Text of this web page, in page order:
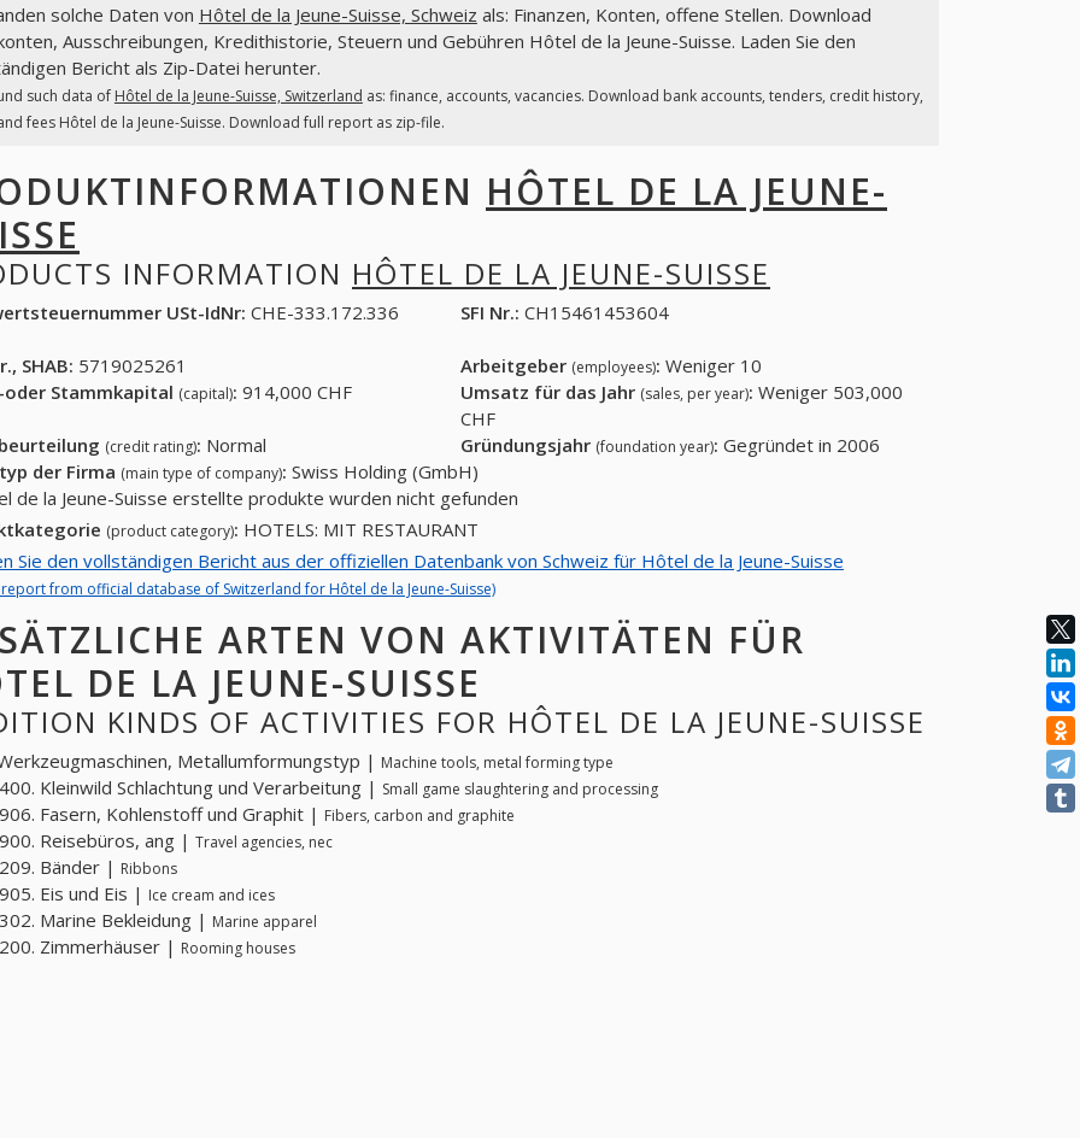
solche Daten von Hôtel de la Jeune-Suisse, Schweiz als: Finanzen, Konten, offene Stellen. Download
Ausschreibungen, Kredithistorie, Steuern und Gebühren Hôtel de la Jeune-Suisse. Laden Sie den
Bericht als Zip-Datei herunter.
such data of Hôtel de la Jeune-Suisse, Switzerland as: finance, accounts, vacancies. Download bank accounts, tenders, credit history,
fees Hôtel de la Jeune-Suisse. Download full report as zip-file.
HÔTEL DE LA JEUNE-
INFORMATION HÔTEL DE LA JEUNE-SUISSE
USt-IdNr: CHE-333.172.336
SFI Nr.: CH15461453604
SHAB: 5719025261 Arbeitgeber (employees): Weniger 10
oder Stammkapital (capital): 914,000 CHF Umsatz für das Jahr (sales, per year): Weniger 503,000
CHF
(credit rating): Normal Gründungsjahr (foundation year): Gegründet in 2006
der Firma (main type of company): Swiss Holding (GmbH)
de la Jeune-Suisse erstellte produkte wurden nicht gefunden
(product category): HOTELS: MIT RESTAURANT
Sie den vollständigen Bericht aus der offiziellen Datenbank von Schweiz für Hôtel de la Jeune-Suisse
from official database of Switzerland for Hôtel de la Jeune-Suisse)
ARTEN VON AKTIVITÄTEN FÜR
DE LA JEUNE-SUISSE
KINDS OF ACTIVITIES FOR HÔTEL DE LA JEUNE-SUISSE
Metallumformungstyp | Machine tools, metal forming type
Kleinwild Schlachtung und Verarbeitung | Small game slaughtering and processing
Fasern, Kohlenstoff und Graphit | Fibers, carbon and graphite
Reisebüros, ang | Travel agencies, nec
Bänder | Ribbons
Eis und Eis | Ice cream and ices
Marine Bekleidung | Marine apparel
Zimmerhäuser | Rooming houses